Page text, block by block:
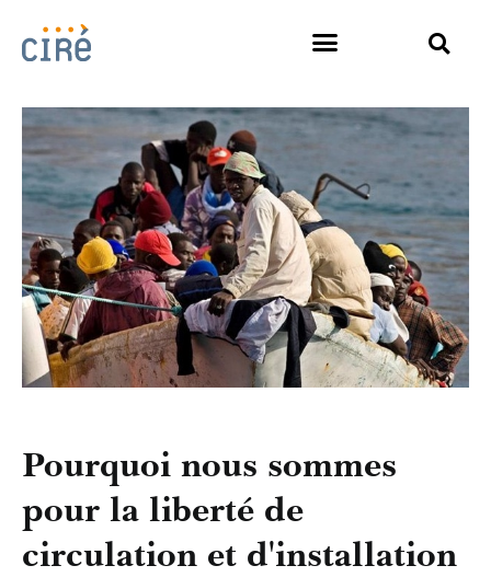
Pourquoi nous sommes
pour la liberté de
circulation et d'installation